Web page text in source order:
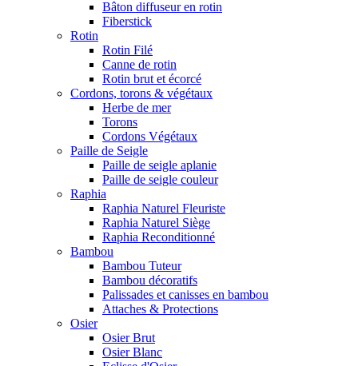
Bâton diffuseur en rotin
Fiberstick
Rotin
Rotin Filé
Canne de rotin
Rotin brut et écorcé
Cordons, torons & végétaux
Herbe de mer
Torons
Cordons Végétaux
Paille de Seigle
Paille de seigle aplanie
Paille de seigle couleur
Raphia
Raphia Naturel Fleuriste
Raphia Naturel Siège
Raphia Reconditionné
Bambou
Bambou Tuteur
Bambou décoratifs
Palissades et canisses en bambou
Attaches & Protections
Osier
Osier Brut
Osier Blanc